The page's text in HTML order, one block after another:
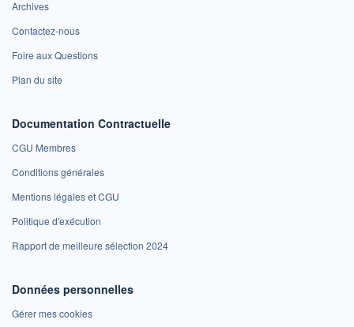
Archives
Contactez-nous
Foire aux Questions
Plan du site
Documentation Contractuelle
CGU Membres
Conditions générales
Mentions légales et CGU
Politique d'exécution
Rapport de meilleure sélection 2024
Données personnelles
Gérer mes cookies